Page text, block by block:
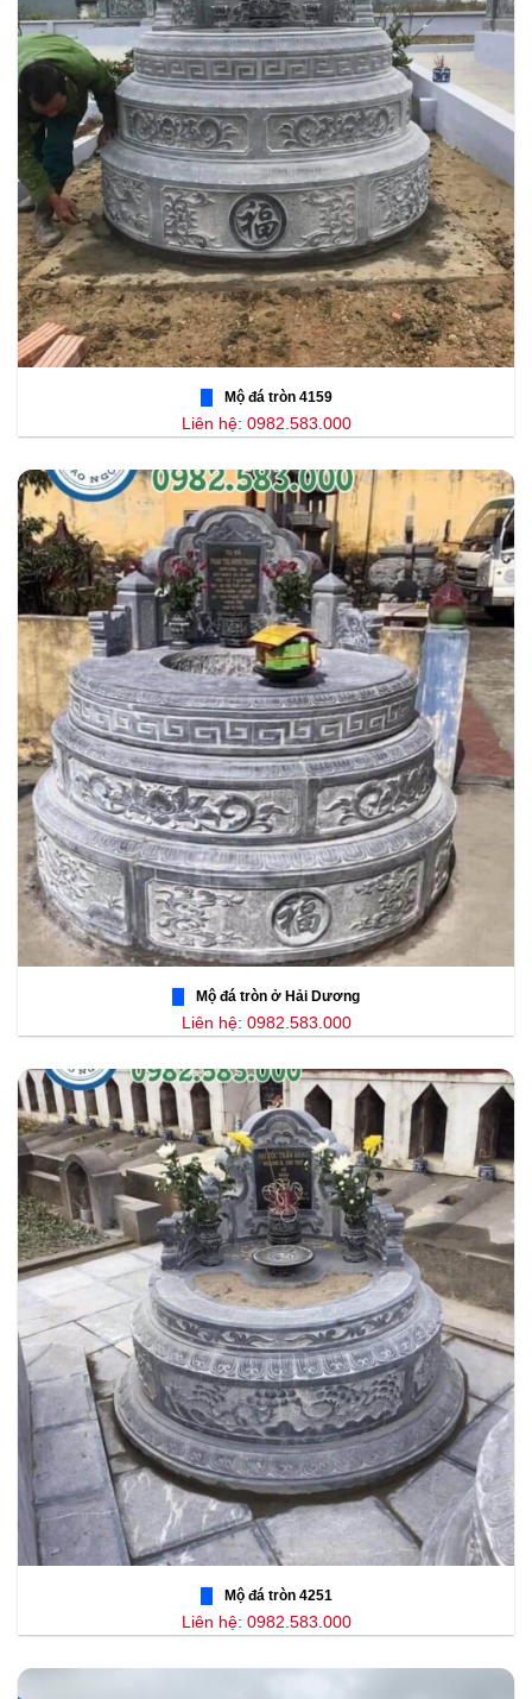
Mộ đá tròn 4159
Liên hệ: 0982.583.000
Mộ đá tròn ở Hải Dương
Liên hệ: 0982.583.000
Mộ đá tròn 4251
Liên hệ: 0982.583.000